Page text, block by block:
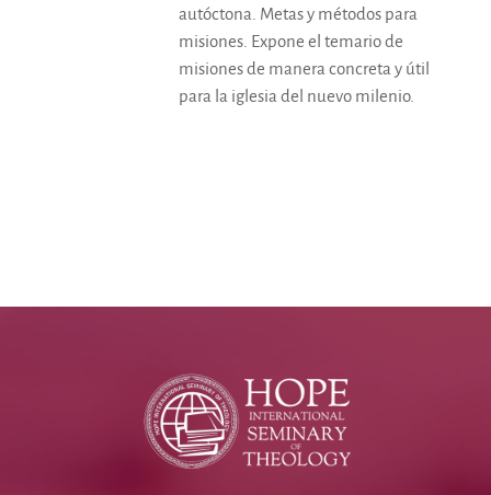
autóctona. Metas y métodos para
misiones. Expone el temario de
misiones de manera concreta y útil
para la iglesia del nuevo milenio.